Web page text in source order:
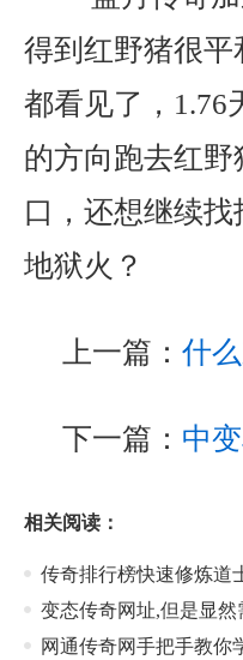
得到红野猪很
都看见了，1.76
的方向跑去红
口，还想继续
地狱火？
上一篇： 什
下一篇： 中
相关阅读：
传奇排行榜快速修炼道
变态传奇网址,但是显
网通传奇网手把手教你